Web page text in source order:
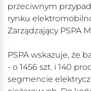
przeciwnym
rynku
Zarządzający PSPA
PSPA wskazuje, że
- o 1456 szt. i 140
segmencie